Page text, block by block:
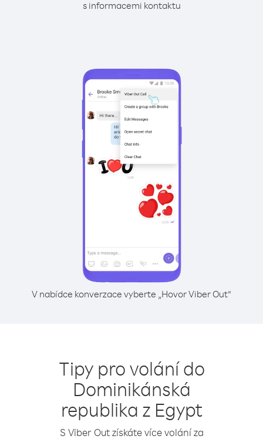
s informacemi kontaktu
V nabídce konverzace vyberte „Hovor Viber Out“
Tipy pro volání do
Dominikánská
republika z Egypt
S Viber Out získáte více volání za